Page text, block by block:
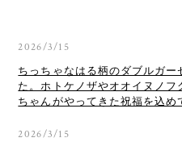
2026/3/15
ちっちゃなはる柄のダブルガー
た。ホトケノザやオオイヌノ
ちゃんがやってきた祝福を込め
2026/3/15